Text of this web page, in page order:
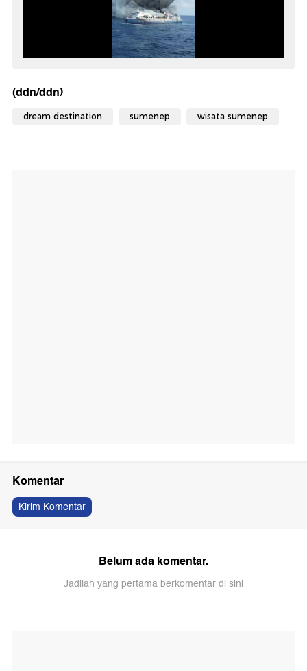
(ddn/ddn)
dream destination sumenep wisata sumenep
Komentar
Kirim Komentar
Belum ada komentar.
Jadilah yang pertama berkomentar di sini